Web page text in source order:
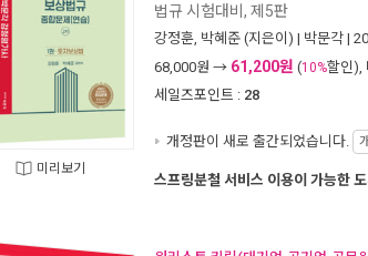
미리보기
법규 시험대비, 제5판
강정훈, 박혜준 (지은이) | 박문각 |
68,000원 → 61,200원 (10%할인),
세일즈포인트 : 28
개정판이 새로 출간되었습니다.
스프링분철 서비스 이용이 가능한